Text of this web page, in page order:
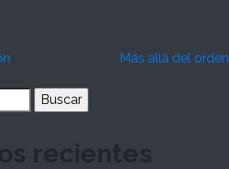
Más allá del orden
recientes